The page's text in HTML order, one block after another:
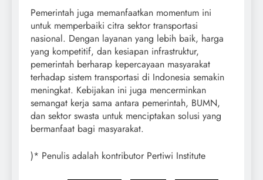
Pemerintah juga memanfaatkan momentum ini
untuk memperbaiki citra sektor transportasi
nasional. Dengan layanan yang lebih baik, harga
yang kompetitif, dan kesiapan infrastruktur,
pemerintah berharap kepercayaan masyarakat
terhadap sistem transportasi di Indonesia semakin
meningkat. Kebijakan ini juga mencerminkan
semangat kerja sama antara pemerintah, BUMN,
dan sektor swasta untuk menciptakan solusi yang
bermanfaat bagi masyarakat.
)* Penulis adalah kontributor Pertiwi Institute